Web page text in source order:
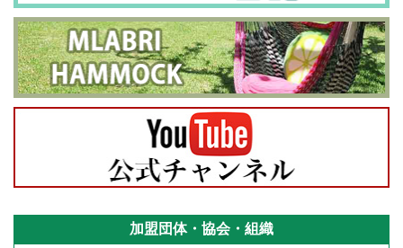
加盟団体・協会・組織